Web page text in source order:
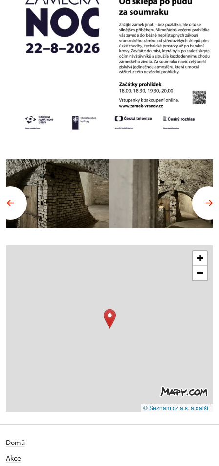
+
−
© Seznam.cz a.s. a další
Domů
Akce